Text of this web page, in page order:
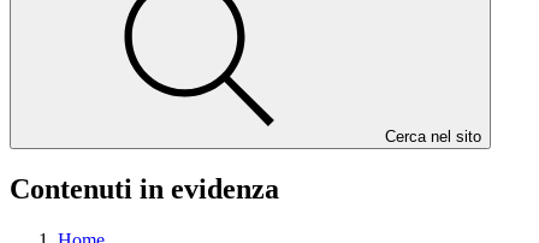
Cerca nel sito
Contenuti in evidenza